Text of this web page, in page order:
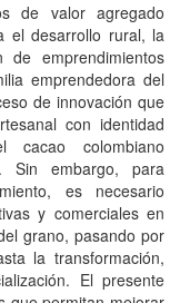
de valor agregado
el desarrollo rural, la
emprendimientos
emprendedora del
de innovación que
con identidad
cacao colombiano
Sin embargo, para
es necesario
y comerciales en
grano, pasando por
la transformación,
El presente